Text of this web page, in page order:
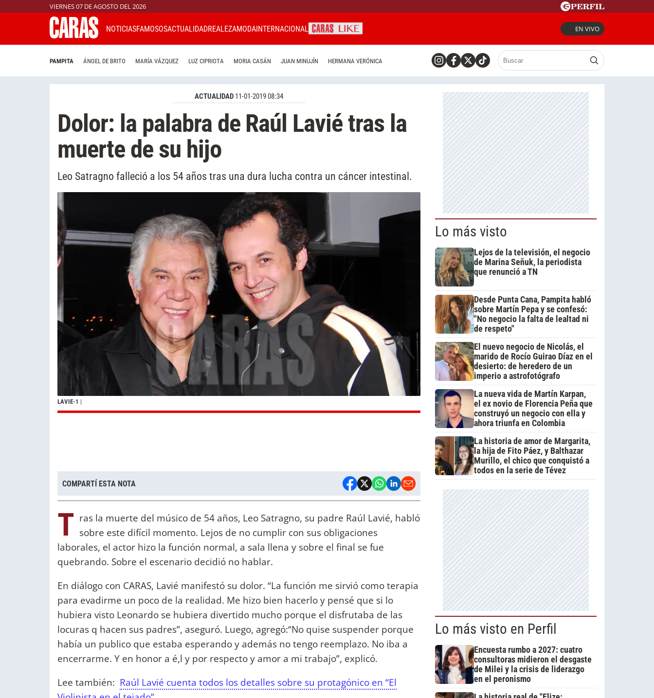
VIERNES 07 DE AGOSTO DEL 2026
NOTICIASFAMOSOSACTUALIDADREALEZAMODAINTERNACIONAL EN VIVO
PAMPITA ÁNGEL DE BRITO MARÍA VÁZQUEZ LUZ CIPRIOTA MORIA CASÁN JUAN MINUJÍN HERMANA VERÓNICA
ACTUALIDAD 11-01-2019 08:34
Dolor: la palabra de Raúl Lavié tras la
muerte de su hijo
Leo Satragno falleció a los 54 años tras una dura lucha contra un cáncer intestinal.
LAVIE-1 |
COMPARTÍ ESTA NOTA
T ras la muerte del músico de 54 años, Leo Satragno, su padre Raúl Lavié, habló
sobre este difícil momento. Lejos de no cumplir con sus obligaciones
laborales, el actor hizo la función normal, a sala llena y sobre el final se fue
quebrando. Sobre el escenario decidió no hablar.
En diálogo con CARAS, Lavié manifestó su dolor. “La función me sirvió como terapia
para evadirme un poco de la realidad. Me hizo bien hacerlo y pensé que si lo
hubiera visto Leonardo se hubiera divertido mucho porque el disfrutaba de las
locuras q hacen sus padres”, aseguró. Luego, agregó:“No quise suspender porque
había un publico que estaba esperando y además no tengo reemplazo. No iba a
encerrarme. Y en honor a é,l y por respecto y amor a mi trabajo”, explicó.
Lee también: Raúl Lavié cuenta todos los detalles sobre su protagónico en “El
Lo más visto
Lejos de la televisión, el negocio
de Marina Señuk, la periodista
que renunció a TN
Desde Punta Cana, Pampita habló
sobre Martín Pepa y se confesó:
"No negocio la falta de lealtad ni
de respeto"
El nuevo negocio de Nicolás, el
marido de Rocío Guirao Díaz en el
desierto: de heredero de un
imperio a astrofotógrafo
La nueva vida de Martín Karpan,
el ex novio de Florencia Peña que
construyó un negocio con ella y
ahora triunfa en Colombia
La historia de amor de Margarita,
la hija de Fito Páez, y Balthazar
Murillo, el chico que conquistó a
todos en la serie de Tévez
Lo más visto en Perfil
Encuesta rumbo a 2027: cuatro
consultoras midieron el desgaste
de Milei y la crisis de liderazgo
en el peronismo